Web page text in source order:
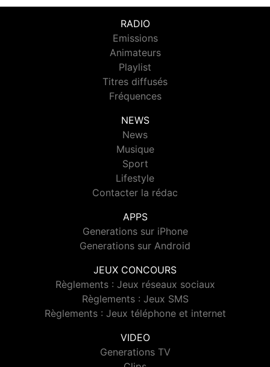
RADIO
Emissions
Animateurs
Playlist
Titres diffusés
Fréquences
NEWS
News
Musique
Sport
Lifestyle
Contacter la rédac
APPS
Generations sur iPhone
Generations sur Android
JEUX CONCOURS
Règlements : Jeux réseaux sociaux
Règlements : Jeux SMS
Règlements : Jeux téléphone et internet
VIDEO
Generations TV